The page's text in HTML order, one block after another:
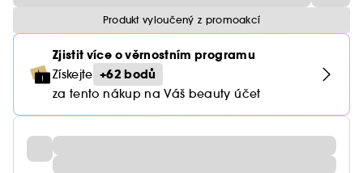
Produkt vyloučený z promoakcí
Zjistit více o věrnostním programu
Získejte +62 bodů
za tento nákup na Váš beauty účet